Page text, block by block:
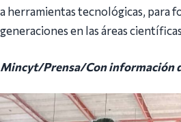
a herramientas tecnológicas, para
generaciones en las áreas
Mincyt/Prensa/Con información